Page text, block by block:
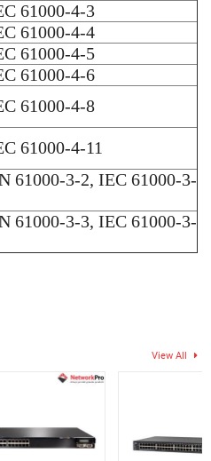
61000-4-3
61000-4-4
61000-4-5
61000-4-6
61000-4-8
61000-4-11
61000-3-2, IEC 61000-3-
61000-3-3, IEC 61000-3-
Switch Aruba 2540 48
4 SFP+ Uplink”
View All